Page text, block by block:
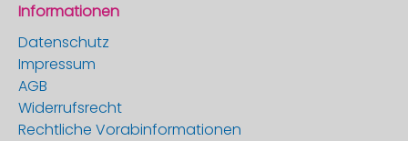
Informationen
Datenschutz
Impressum
AGB
Widerrufsrecht
Rechtliche Vorabinformationen